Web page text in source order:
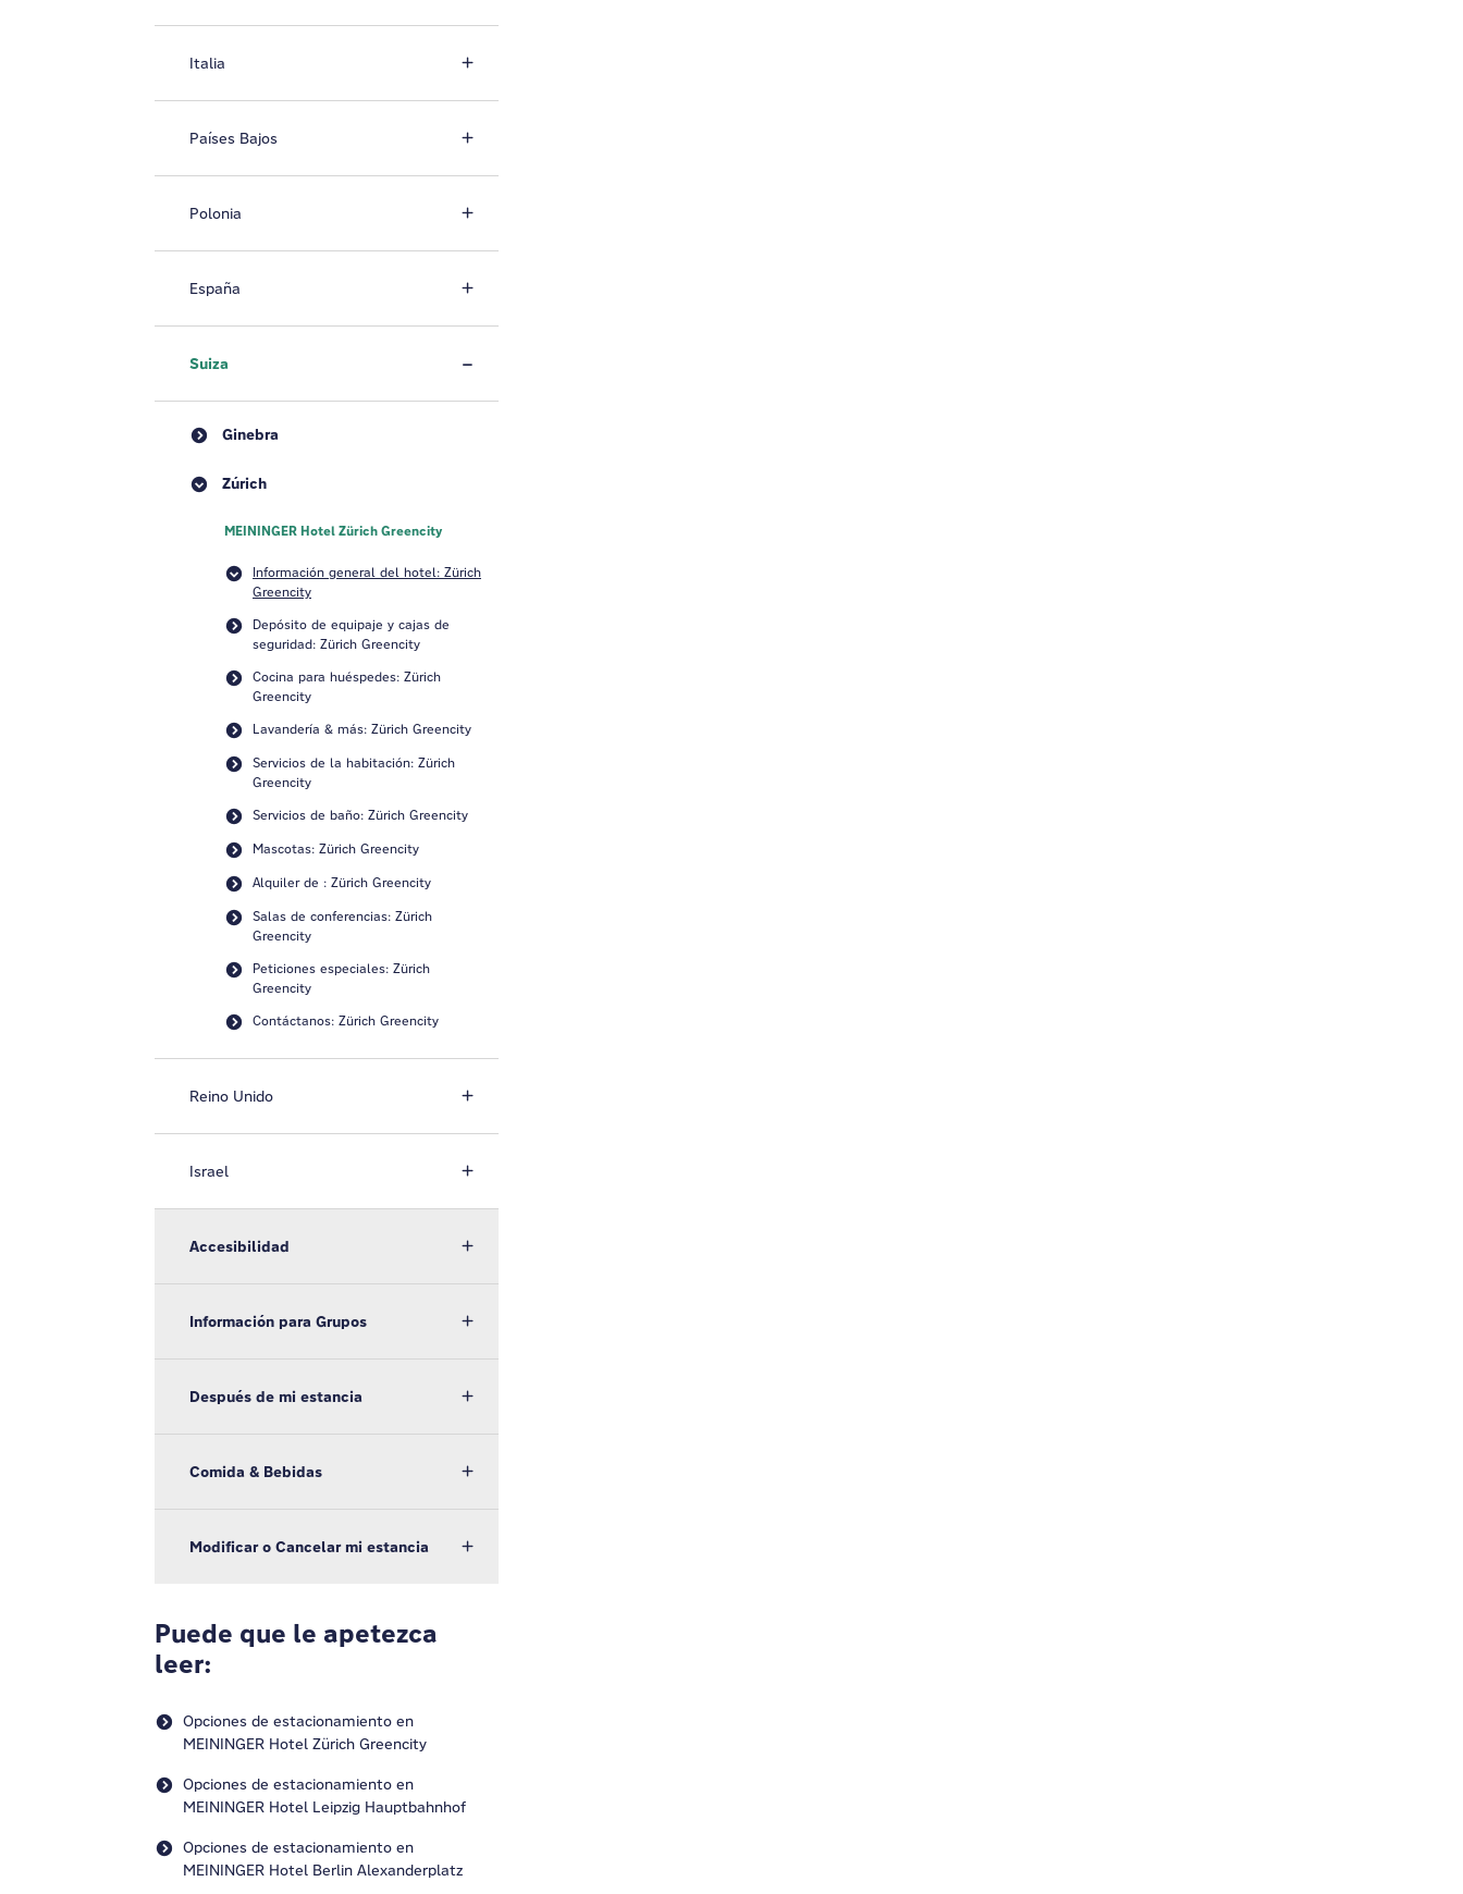
Italia
Países Bajos
Polonia
España
Suiza
Ginebra
Zúrich
MEININGER Hotel Zürich Greencity
Información general del hotel: Zürich
Greencity
Depósito de equipaje y cajas de
seguridad: Zürich Greencity
Cocina para huéspedes: Zürich
Greencity
Lavandería & más: Zürich Greencity
Servicios de la habitación: Zürich
Greencity
Servicios de baño: Zürich Greencity
Mascotas: Zürich Greencity
Alquiler de : Zürich Greencity
Salas de conferencias: Zürich
Greencity
Peticiones especiales: Zürich
Greencity
Contáctanos: Zürich Greencity
Reino Unido
Israel
Accesibilidad
Información para Grupos
Después de mi estancia
Comida & Bebidas
Modificar o Cancelar mi estancia
Puede que le apetezca
leer:
Opciones de estacionamiento en
MEININGER Hotel Zürich Greencity
Opciones de estacionamiento en
MEININGER Hotel Leipzig Hauptbahnhof
Opciones de estacionamiento en
MEININGER Hotel Berlin Alexanderplatz